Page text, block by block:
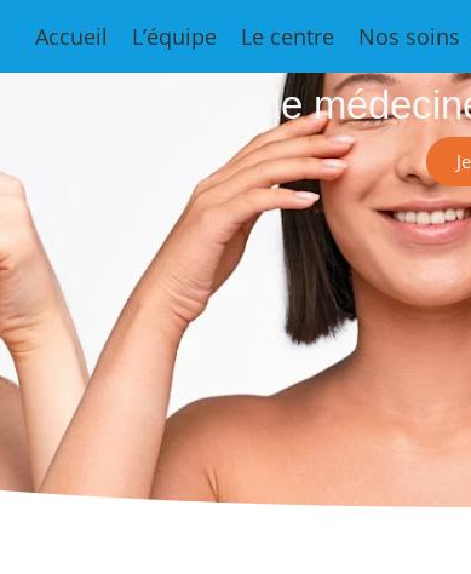
Accueil L’équipe Le centre Nos soins
Centre de